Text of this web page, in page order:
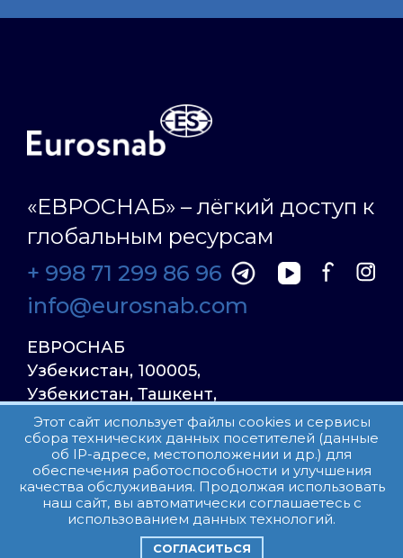
«ЕВРОСНАБ» – лёгкий доступ к
глобальным ресурсам
+ 998 71 299 86 96
info@eurosnab.com
ЕВРОСНАБ
Узбекистан, 100005,
Узбекистан, Ташкент,
Улица Фаргона Йули
23, дом 31
Все права защищены.
Пользовательское соглашение
Этот сайт использует файлы cookies и сервисы
сбора технических данных посетителей (данные
об IP-адресе, местоположении и др.) для
обеспечения работоспособности и улучшения
качества обслуживания. Продолжая использовать
наш сайт, вы автоматически соглашаетесь с
использованием данных технологий.
СОГЛАСИТЬСЯ